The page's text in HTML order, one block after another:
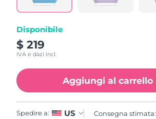
alla
Disponibile
$ 219
IVA e dazi incl.
Aggiungi al carrello
Spedire a: US Consegna stimata: